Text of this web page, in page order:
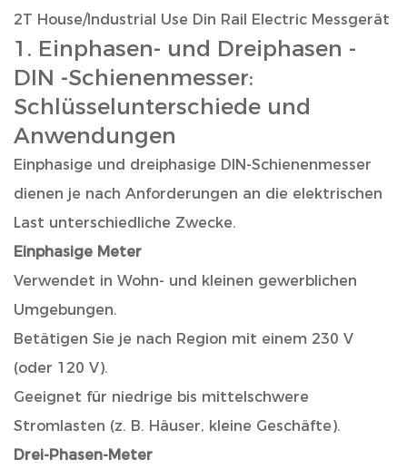
2T House/Industrial Use Din Rail Electric Messgerät
1. Einphasen- und Dreiphasen -
DIN -Schienenmesser:
Schlüsselunterschiede und
Anwendungen
Einphasige und dreiphasige DIN-Schienenmesser
dienen je nach Anforderungen an die elektrischen
Last unterschiedliche Zwecke.
Einphasige Meter
Verwendet in Wohn- und kleinen gewerblichen
Umgebungen.
Betätigen Sie je nach Region mit einem 230 V
(oder 120 V).
Geeignet für niedrige bis mittelschwere
Stromlasten (z. B. Häuser, kleine Geschäfte).
Drei-Phasen-Meter